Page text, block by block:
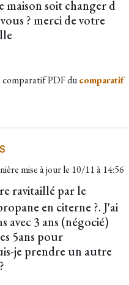
maison soit changer d
? merci de votre
comparatif PDF ducomparatif
mise à jour le 10/11 à 14:56
ravitaillé par le
en citerne ?. J'ai
avec 3 ans (négocié)
5ans pour
je prendre un autre